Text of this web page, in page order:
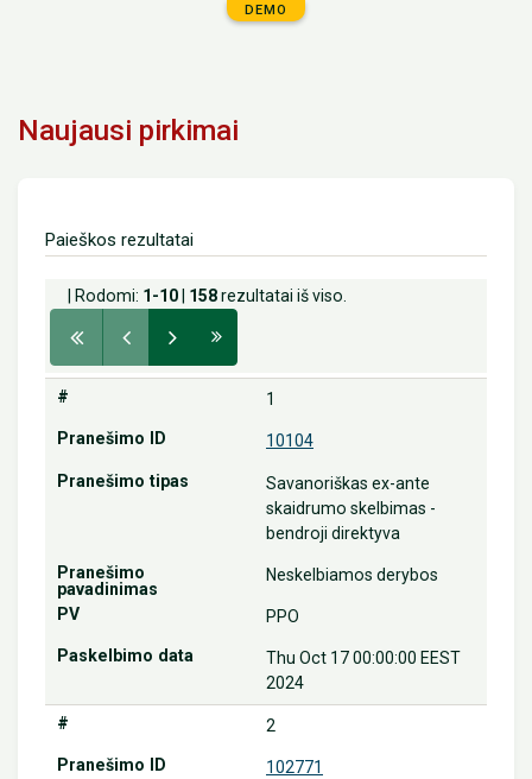
DEMO
Naujausi pirkimai
Paieškos rezultatai
| Rodomi: 1-10 158rezultatai iš viso.
1
10104
Savanoriškas ex-ante
skaidrumo skelbimas -
bendroji direktyva
Neskelbiamos derybos
PPO
Thu Oct 17 00:00:00 EEST
2024
2
102771